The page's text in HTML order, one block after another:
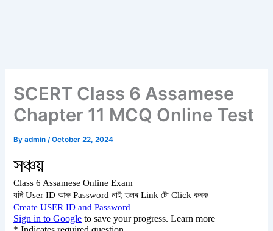
SCERT Class 6 Assamese
Chapter 11 MCQ Online Test
Byadmin/October 22, 2024